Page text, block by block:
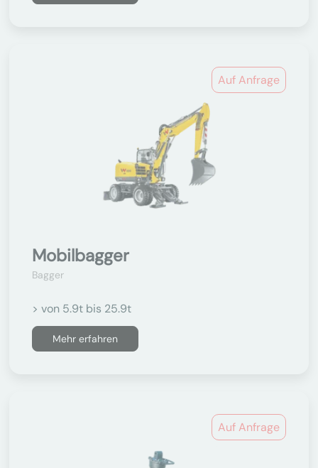
Auf Anfrage
Mobilbagger
Bagger
> von 5.9t bis 25.9t
Mehr erfahren
Auf Anfrage